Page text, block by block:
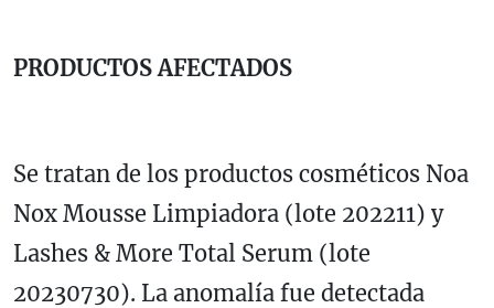
PRODUCTOS AFECTADOS
Se tratan de los productos cosméticos Noa
Nox Mousse Limpiadora (lote 202211) y
Lashes & More Total Serum (lote
20230730). La anomalía fue detectada